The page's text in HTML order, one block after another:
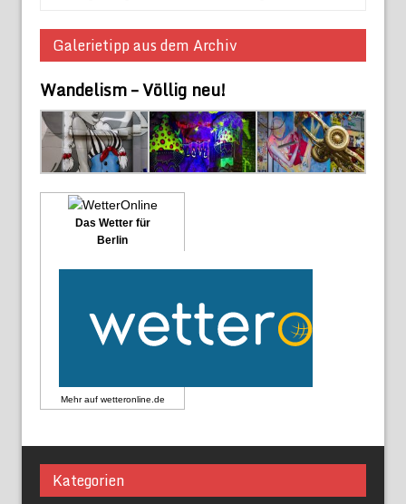
Galerietipp aus dem Archiv
Wandelism – Völlig neu!
Das Wetter für
Berlin
Mehr auf wetteronline.de
Kategorien